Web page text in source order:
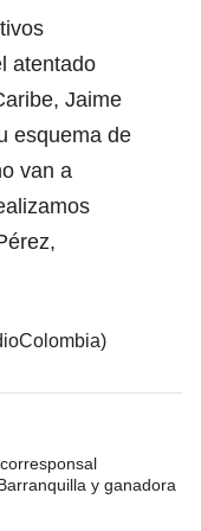
atentado
Jaime
esquema de
van a
y ganadora